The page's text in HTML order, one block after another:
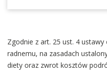
Zgodnie z art. 25 ust. 4
radnemu, na zasadach
diety oraz zwrot kosztów